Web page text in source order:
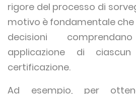
rigore del processo di
motivo è fondamentale che
decisioni
applicazione di
certificazione.
Ad esempio, per